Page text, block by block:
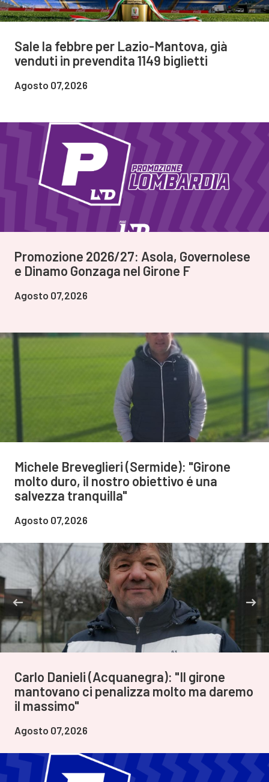
Sale la febbre per Lazio-Mantova, già
venduti in prevendita 1149 biglietti
Agosto 07,2026
Promozione 2026/27: Asola, Governolese
e Dinamo Gonzaga nel Girone F
Agosto 07,2026
Michele Breveglieri (Sermide): "Girone
molto duro, il nostro obiettivo é una
salvezza tranquilla"
Agosto 07,2026
Carlo Danieli (Acquanegra): "Il girone
mantovano ci penalizza molto ma daremo
il massimo"
Agosto 07,2026